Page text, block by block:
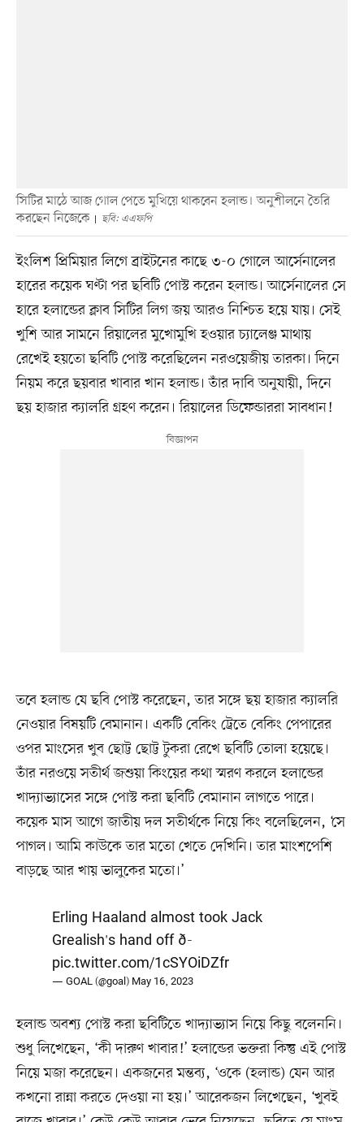
সিটির মাঠে আজ গোল পেতে মুখিয়ে থাকবেন হলান্ড। অনুশীলনে তৈরি
করছেন নিজেকে
ছবি: এএফপি
ইংলিশ প্রিমিয়ার লিগে ব্রাইটনের কাছে ৩-০ গোলে আর্সেনালের
হারের কয়েক ঘণ্টা পর ছবিটি পোস্ট করেন হলান্ড। আর্সেনালের সে
হারে হলান্ডের ক্লাব সিটির লিগ জয় আরও নিশ্চিত হয়ে যায়। সেই
খুশি আর সামনে রিয়ালের মুখোমুখি হওয়ার চ্যালেঞ্জ মাথায়
রেখেই হয়তো ছবিটি পোস্ট করেছিলেন নরওয়েজীয় তারকা। দিনে
নিয়ম করে ছয়বার খাবার খান হলান্ড। তাঁর দাবি অনুযায়ী, দিনে
ছয় হাজার ক্যালরি গ্রহণ করেন। রিয়ালের ডিফেন্ডাররা সাবধান!
তবে হলান্ড যে ছবি পোস্ট করেছেন, তার সঙ্গে ছয় হাজার ক্যালরি
নেওয়ার বিষয়টি বেমানান। একটি বেকিং ট্রেতে বেকিং পেপারের
ওপর মাংসের খুব ছোট্ট ছোট্ট টুকরা রেখে ছবিটি তোলা হয়েছে।
তাঁর নরওয়ে সতীর্থ জশুয়া কিংয়ের কথা স্মরণ করলে হলান্ডের
খাদ্যাভ্যাসের সঙ্গে পোস্ট করা ছবিটি বেমানান লাগতে পারে।
কয়েক মাস আগে জাতীয় দল সতীর্থকে নিয়ে কিং বলেছিলেন, ‘সে
পাগল। আমি কাউকে তার মতো খেতে দেখিনি। তার মাংশপেশি
বাড়ছে আর খায় ভালুকের মতো।’
Erling Haaland almost took Jack
Grealish's hand off ð­
pic.twitter.com/1cSYOiDZfr
— GOAL (@goal) May 16, 2023
হলান্ড অবশ্য পোস্ট করা ছবিটিতে খাদ্যাভ্যাস নিয়ে কিছু বলেননি।
শুধু লিখেছেন, ‘কী দারুণ খাবার!’ হলান্ডের ভক্তরা কিন্তু এই পোস্ট
নিয়ে মজা করেছেন। একজনের মন্তব্য, ‘ওকে (হলান্ড) যেন আর
কখনো রান্না করতে দেওয়া না হয়।’ আরেকজন লিখেছেন, ‘খুবই